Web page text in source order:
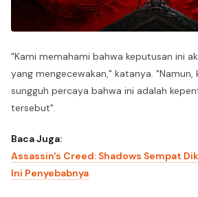
"Kami memahami bahwa keputusan ini
yang mengecewakan," katanya. "Namun,
sungguh percaya bahwa ini adalah
tersebut".
Baca Juga:
Assassin's Creed: Shadows Sempat
Ini Penyebabnya